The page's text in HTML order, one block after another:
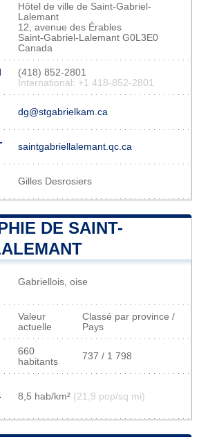
Hôtel de ville de Saint-Gabriel-
Lalemant
12, avenue des Érables
Saint-Gabriel-Lalemant G0L3E0
Canada
(418) 852-2801
International: +1 418-852-2801
dg@stgabrielkam.ca
saintgabriellalemant.qc.ca
Gilles Desrosiers
DE SAINT-
Gabriellois, oise
Valeur
actuelle
Classé par province /
Pays
660
habitants
737 / 1 798
8,5 hab/km² (21,9 pop/sq mi)